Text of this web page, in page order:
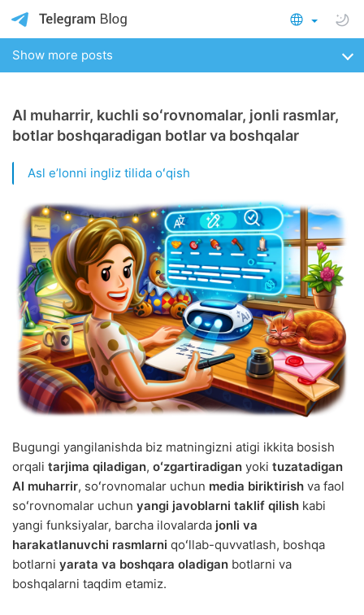
Show more posts
AI muharrir, kuchli soʻrovnomalar, jonli rasmlar,
botlar boshqaradigan botlar va boshqalar
Asl eʼlonni ingliz tilida oʻqish
Bugungi yangilanishda biz matningizni atigi ikkita bosish
orqali tarjima qiladigan, oʻzgartiradigan yoki tuzatadigan
AI muharrir, soʻrovnomalar uchun media biriktirish va faol
soʻrovnomalar uchun yangi javoblarni taklif qilish kabi
yangi funksiyalar, barcha ilovalarda jonli va
harakatlanuvchi rasmlarni qoʻllab-quvvatlash, boshqa
botlarni yarata va boshqara oladigan botlarni va
boshqalarni taqdim etamiz.